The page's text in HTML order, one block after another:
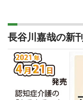
長谷川嘉哉の新刊